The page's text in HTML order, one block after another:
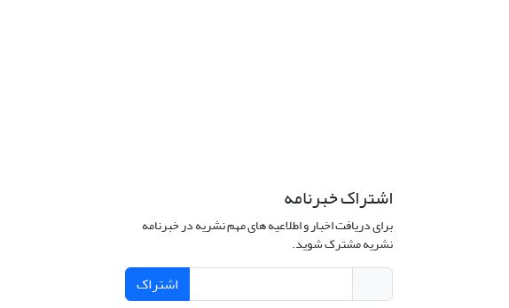
اشتراک خبرنامه
برای دریافت اخبار و اطلاعیه های مهم نشریه در خبرنامه
نشریه مشترک شوید.
اشتراک